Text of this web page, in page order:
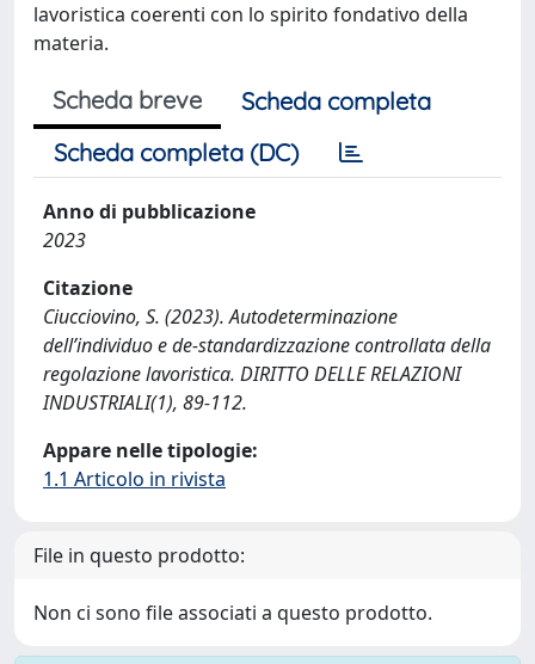
lavoristica coerenti con lo spirito fondativo della
materia.
Scheda breve
Scheda completa
Scheda completa (DC)
Anno di pubblicazione
2023
Citazione
Ciucciovino, S. (2023). Autodeterminazione
dell’individuo e de-standardizzazione controllata della
regolazione lavoristica. DIRITTO DELLE RELAZIONI
INDUSTRIALI(1), 89-112.
Appare nelle tipologie:
1.1 Articolo in rivista
File in questo prodotto:
Non ci sono file associati a questo prodotto.